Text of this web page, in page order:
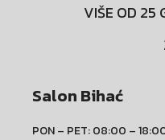
VIŠE OD 25
Salon Bihać
PON – PET: 08:00 –